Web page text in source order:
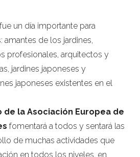
un día importante para
de los jardines,
profesionales, arquitectos y
jardines japoneses y
japoneses existentes en el
la Asociación Europea de
fomentará a todos y sentará las
de muchas actividades que
en todos los niveles, en